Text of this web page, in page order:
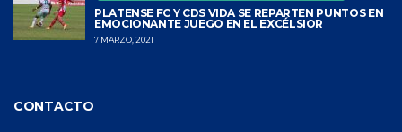
PLATENSE FC Y CDS VIDA SE REPARTEN PUNTOS EN
EMOCIONANTE JUEGO EN EL EXCÉLSIOR
7 MARZO, 2021
CONTACTO